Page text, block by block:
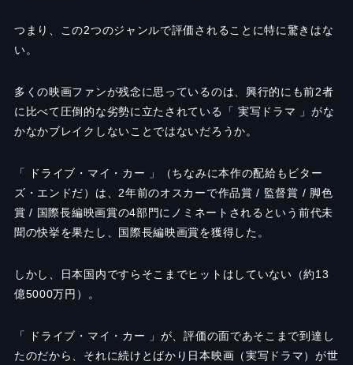
つまり、この2つのジャンルで評価されることに特に驚きはな
い。
多くの映画ファンが残念に思っているのは、興行的にも前2者
に比べて圧倒的な劣勢に立たされている「 実写ドラマ 」がな
かなかブレイクしないことではないだろうか。
「 ドライブ・マイ・カー 」（ちなみに本作の配給もビター
ズ・エンドだ）は、2年前のオスカーで作品賞 / 監督賞 / 脚色
賞 / 国際長編映画賞の4部門にノミネートされるという前代未
聞の快挙を果たし、国際長編映画賞を獲得した。
しかし、日本国内ですらそこまでヒットはしていない（約13
億5000万円）。
「 ドライブ・マイ・カー 」が、評価の面であそこまで到達し
たのだから、それに続けとばかり日本映画（実写ドラマ）が世